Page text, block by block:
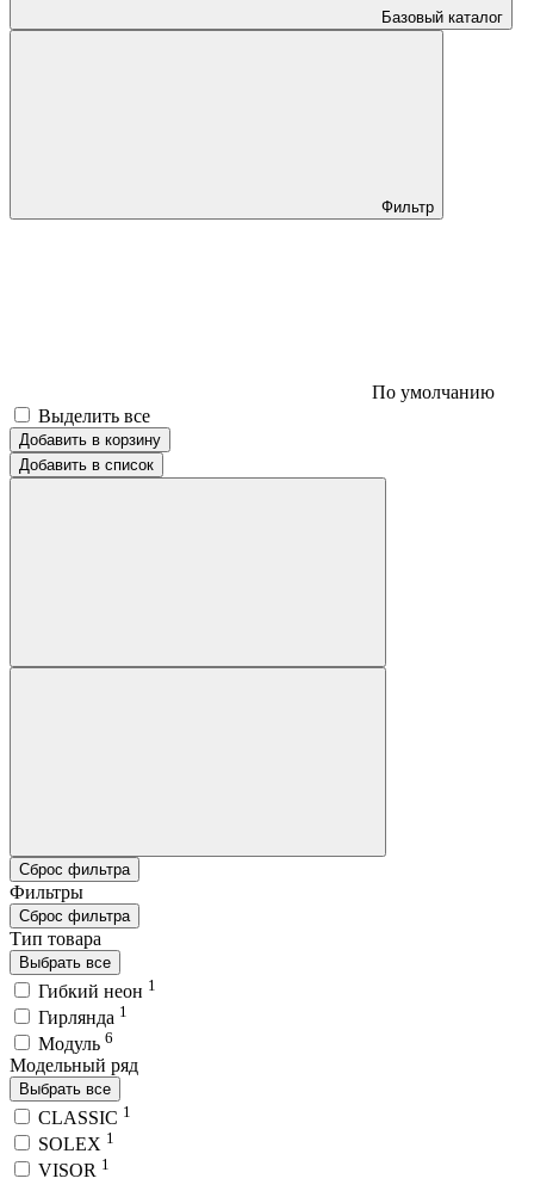
Базовый каталог
Фильтр
По умолчанию
Выделить все
Добавить в корзину
Добавить в список
Сброс фильтра
Фильтры
Сброс фильтра
Тип товара
Выбрать все
Гибкий неон 1
Гирлянда 1
Модуль 6
Модельный ряд
Выбрать все
CLASSIC 1
SOLEX 1
VISOR 1